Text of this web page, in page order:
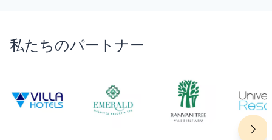
私たちのパートナー